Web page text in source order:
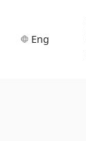
Eng